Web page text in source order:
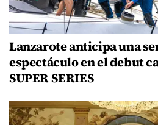
Lanzarote anticipa una
espectáculo en el debut
SUPER SERIES